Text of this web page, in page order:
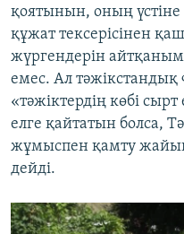
қоятынын, оның
құжат тексерісінен
жүргендерін
емес. Ал
«тәжіктердің көбі
елге қайтатын болса,
жұмыспен қамту
дейді.